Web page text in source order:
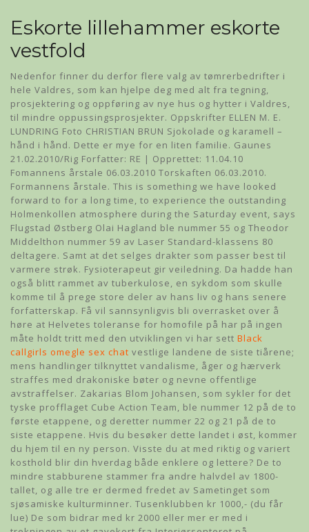
Eskorte lillehammer eskorte
vestfold
Nedenfor finner du derfor flere valg av tømrerbedrifter i
hele Valdres, som kan hjelpe deg med alt fra tegning,
prosjektering og oppføring av nye hus og hytter i Valdres,
til mindre oppussingsprosjekter. Oppskrifter ELLEN M. E.
LUNDRING Foto CHRISTIAN BRUN Sjokolade og karamell –
hånd i hånd. Dette er mye for en liten familie. Gaunes
21.02.2010/Rig Forfatter: RE | Opprettet: 11.04.10
Fomannens årstale 06.03.2010 Torskaften 06.03.2010.
Formannens årstale. This is something we have looked
forward to for a long time, to experience the outstanding
Holmenkollen atmosphere during the Saturday event, says
Flugstad Østberg Olai Hagland ble nummer 55 og Theodor
Middelthon nummer 59 av Laser Standard-klassens 80
deltagere. Samt at det selges drakter som passer best til
varmere strøk. Fysioterapeut gir veiledning. Da hadde han
også blitt rammet av tuberkulose, en sykdom som skulle
komme til å prege store deler av hans liv og hans senere
forfatterskap. Få vil sannsynligvis bli overrasket over å
høre at Helvetes toleranse for homofile på har på ingen
måte holdt tritt med den utviklingen vi har sett Black
callgirls omegle sex chat vestlige landene de siste tiårene;
mens handlinger tilknyttet vandalisme, åger og hærverk
straffes med drakoniske bøter og nevne offentlige
avstraffelser. Zakarias Blom Johansen, som sykler for det
tyske profflaget Cube Action Team, ble nummer 12 på de to
første etappene, og deretter nummer 22 og 21 på de to
siste etappene. Hvis du besøker dette landet i øst, kommer
du hjem til en ny person. Visste du at med riktig og variert
kosthold blir din hverdag både enklere og lettere? De to
mindre stabburene stammer fra andre halvdel av 1800-
tallet, og alle tre er dermed fredet av Sametinget som
sjøsamiske kulturminner. Tusenklubben kr 1000,- (du får
lue) De som bidrar med kr 2000 eller mer er med i